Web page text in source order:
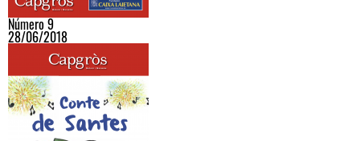
Número 9
28/06/2018